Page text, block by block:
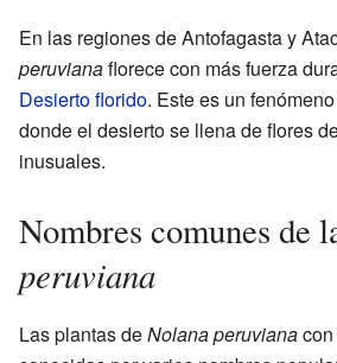
En las regiones de Antofagasta y
peruvianaflorece con más fuerza
Desierto florido. Este es un
donde el desierto se llena de flores
inusuales.
Nombres comunes de
peruviana
Las plantas deNolana peruviana